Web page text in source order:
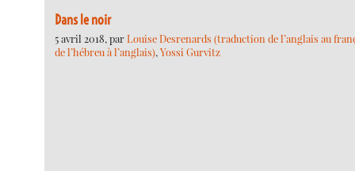
Dans le noir
5 avril 2018, parLouise Desrenards (traduction de l’anglais au
de l’hébreu à l’anglais),Yossi Gurvitz